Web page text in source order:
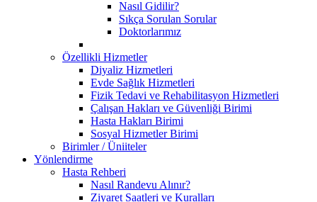
Nasıl Gidilir?
Sıkça Sorulan Sorular
Doktorlarımız
Özellikli Hizmetler
Diyaliz Hizmetleri
Evde Sağlık Hizmetleri
Fizik Tedavi ve Rehabilitasyon Hizmetleri
Çalışan Hakları ve Güvenliği Birimi
Hasta Hakları Birimi
Sosyal Hizmetler Birimi
Birimler / Üniiteler
Yönlendirme
Hasta Rehberi
Nasıl Randevu Alınır?
Ziyaret Saatleri ve Kuralları